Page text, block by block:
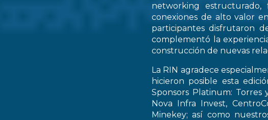
networking estructurado,
conexiones de alto valor
participantes disfrutaron
complementó la
construcción de nuevas
La RIN agradece
hicieron posible esta
Sponsors Platinum: Torres
Nova Infra Invest,
Minekey; así como